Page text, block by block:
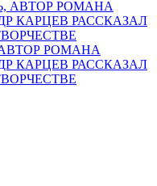
РОМАНА
КАРЦЕВ РАССКАЗАЛ